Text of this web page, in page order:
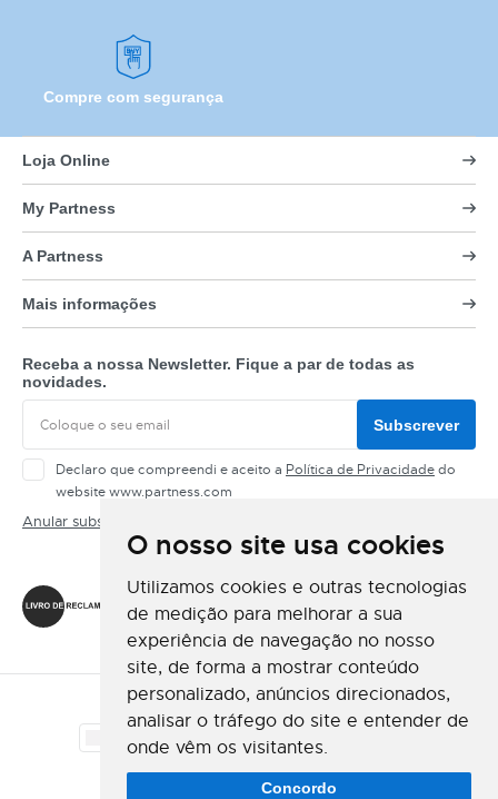
O nosso site usa cookies
Utilizamos cookies e outras tecnologias
de medição para melhorar a sua
experiência de navegação no nosso
site, de forma a mostrar conteúdo
personalizado, anúncios direcionados,
analisar o tráfego do site e entender de
onde vêm os visitantes.
Concordo
Compre com segurança
Loja Online
My Partness
A Partness
Mais informações
Receba a nossa Newsletter. Fique a par de todas as
novidades.
Subscrever
Declaro que compreendi e aceito a Política de Privacidadedo
website www.partness.com
Anular subscrição
Método de Pagamento
Método de Envio